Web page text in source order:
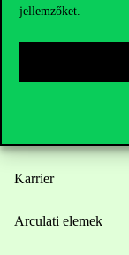
jellemzőket.
Karrier
Arculati elemek